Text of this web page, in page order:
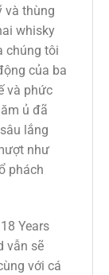
và thùng
whisky
chúng tôi
của ba
và phức
ủ đã
lắng
như
phách
Years
vẫn sẽ
với cá